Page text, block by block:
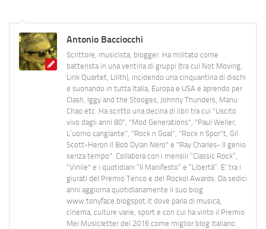
Antonio Bacciocchi
Scrittore, musicista, blogger. Ha militato come
batterista in una ventina di gruppi (tra cui Not Moving,
Link Quartet, Lilith), incidendo una cinquantina di dischi
e suonando in tutta Italia, Europa e USA e aprendo per
Clash, Iggy and the Stooges, Johnny Thunders, Manu
Chao etc. Ha scritto una decina di libri tra cui "Uscito
vivo dagli anni 80", "Mod Generations", "Paul Weller,
L’uomo cangiante", "Rock n Goal", "Rock n Spor"t, Gil
Scott-Heron Il Bob Dylan Nero" e "Ray Charles- Il genio
senza tempo". Collabora con i mensili “Classic Rock”,
"Vinile" e i quotidiani “Il Manifesto” e “Libertà”. E' tra i
giurati del Premio Tenco e del Rockol Awards. Da sedici
anni aggiorna quotidianamente il suo blog
www.tonyface.blogspot.it dove parla di musica,
cinema, culture varie, sport e con cui ha vinto il Premio
Mei Musicletter del 2016 come miglior blog italiano.